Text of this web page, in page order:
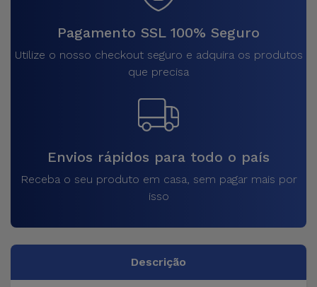
Pagamento SSL 100% Seguro
Utilize o nosso checkout seguro e adquira os produtos
que precisa
Envios rápidos para todo o país
Receba o seu produto em casa, sem pagar mais por
isso
Descrição